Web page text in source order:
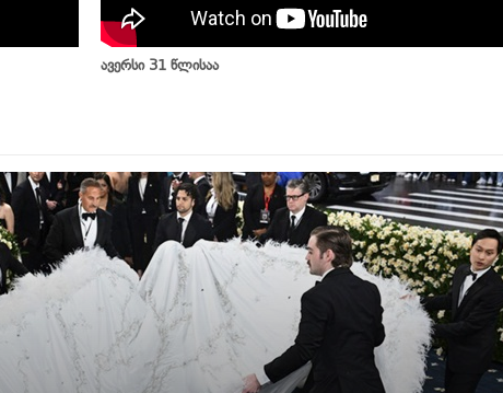
ავერსი 31 წლისაა